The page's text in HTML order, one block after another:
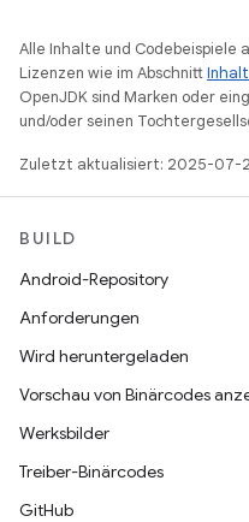
Alle Inhalte und Codebeispiele
Lizenzen wie im Abschnitt
OpenJDK sind Marken oder
und/oder seinen
Zuletzt aktualisiert: 2025-07-
BUILD
Android-Repository
Anforderungen
Wird heruntergeladen
Vorschau von Binärcodes
Werksbilder
Treiber-Binärcodes
GitHub